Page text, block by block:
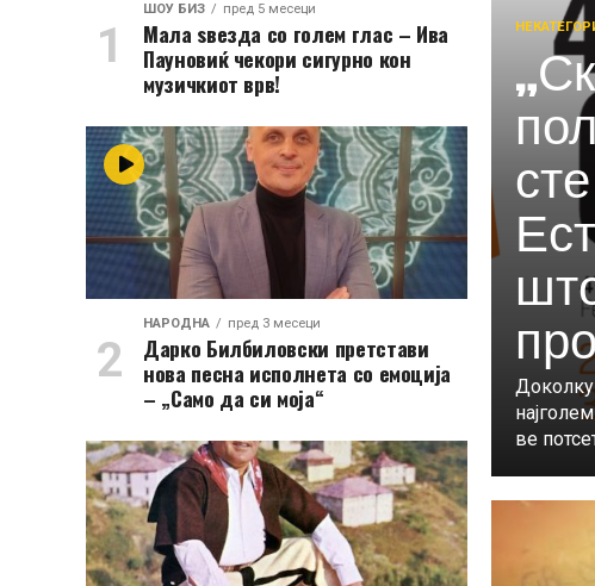
Доколку
ве
ШОУ БИЗ пред 5 месеци
Мала ѕвезда со голем глас – Ива
Пауновиќ чекори сигурно кон
музичкиот врв!
НАРОДНА пред 3 месеци
Дарко Билбиловски претстави
нова песна исполнета со емоција
– „Само да си моја“